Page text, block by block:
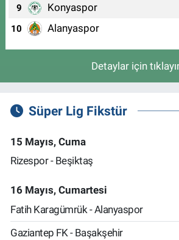
9 Konyaspor
10 Alanyaspor
Detaylar için
Süper Lig Fikstür
15 Mayıs, Cuma
Rizespor - Beşiktaş
16 Mayıs, Cumartesi
Fatih Karagümrük - Alanyaspor
Gaziantep FK - Başakşehir